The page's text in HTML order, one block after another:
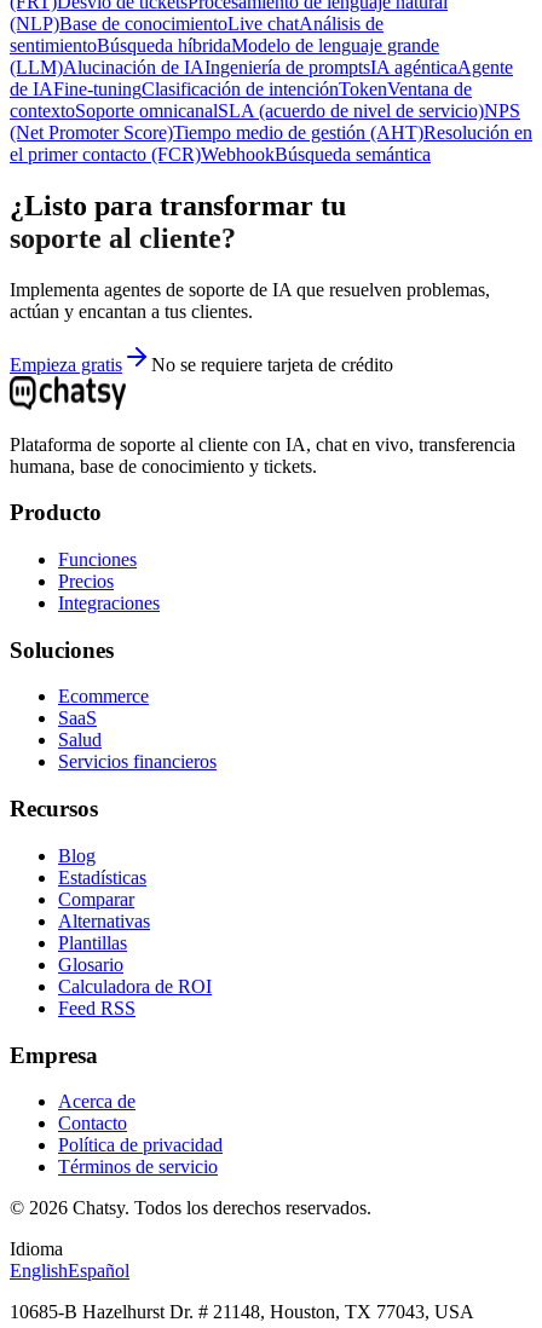
(NLP)Base de conocimientoLive chatAnálisis de
sentimientoBúsqueda híbridaModelo de lenguaje grande
(LLM)Alucinación de IAIngeniería de promptsIA agénticaAgente
de IAFine-tuningClasificación de intenciónTokenVentana de
contextoSoporte omnicanalSLA (acuerdo de nivel de servicio)NPS
(Net Promoter Score)Tiempo medio de gestión (AHT)Resolución en
el primer contacto (FCR)WebhookBúsqueda semántica
¿Listo para transformar tu
soporte al cliente?
Implementa agentes de soporte de IA que resuelven problemas,
actúan y encantan a tus clientes.
Empieza gratis No se requiere tarjeta de crédito
Plataforma de soporte al cliente con IA, chat en vivo, transferencia
humana, base de conocimiento y tickets.
Producto
Funciones
Precios
Integraciones
Soluciones
Ecommerce
SaaS
Salud
Servicios financieros
Recursos
Blog
Estadísticas
Comparar
Alternativas
Plantillas
Glosario
Calculadora de ROI
Feed RSS
Empresa
Acerca de
Contacto
Política de privacidad
Términos de servicio
© 2026 Chatsy. Todos los derechos reservados.
Idioma
EnglishEspañol
10685-B Hazelhurst Dr. # 21148, Houston, TX 77043, USA